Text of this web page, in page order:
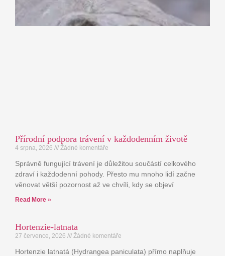
Přírodní podpora trávení v každodenním životě
4 srpna, 2026 Žádné komentáře
Správně fungující trávení je důležitou součástí celkového
zdraví i každodenní pohody. Přesto mu mnoho lidí začne
věnovat větší pozornost až ve chvíli, kdy se objeví
Read More »
Hortenzie-latnata
27 července, 2026 Žádné komentáře
Hortenzie latnatá (Hydrangea paniculata) přímo naplňuje